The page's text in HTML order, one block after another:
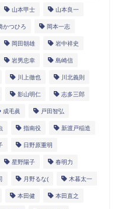
山本甲士 山本良一
かつひろ 岡本一志
岡田朝雄 岩中祥史
岩男忠幸 島崎信
川上徹也 川北義則
影山明仁 志多三郎
成毛眞 戸田智弘
指南役 新渡戸稲造
日野原重明
星野陽子 春明力
月野るな( 木暮太一
本田健 本田直之